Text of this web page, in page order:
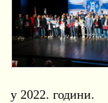
у 2022. години.